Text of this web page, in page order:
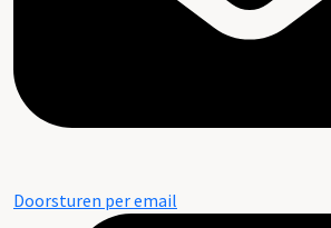
Doorsturen per email